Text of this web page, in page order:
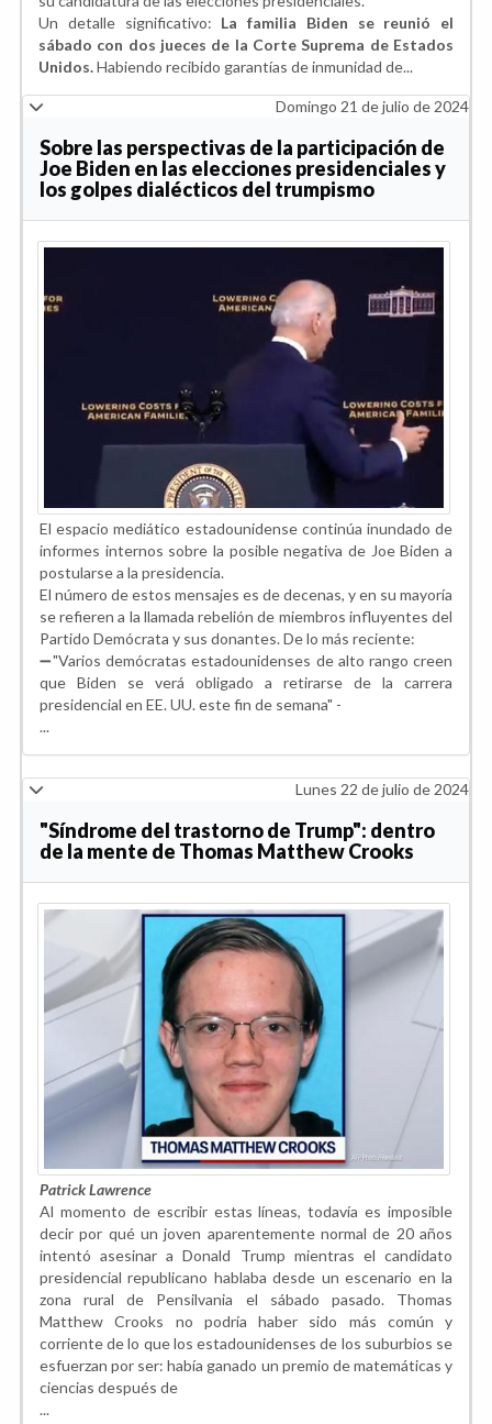
Un detalle significativo: La familia Biden se reunió el
sábado con dos jueces de la Corte Suprema de Estados
Unidos.Habiendo recibido garantías de inmunidad de...
Domingo 21 de julio de 2024
Sobre las perspectivas de la participación de
Joe Biden en las elecciones presidenciales y
los golpes dialécticos del trumpismo
El espacio mediático estadounidense continúa inundado de
informes internos sobre la posible negativa de Joe Biden a
postularse a la presidencia.
El número de estos mensajes es de decenas, y en su mayoría
se refieren a la llamada rebelión de miembros influyentes del
Partido Demócrata y sus donantes. De lo más reciente:
➖"Varios demócratas estadounidenses de alto rango creen
que Biden se verá obligado a retirarse de la carrera
presidencial en EE. UU. este fin de semana" -
...
Lunes 22 de julio de 2024
"Síndrome del trastorno de Trump": dentro
de la mente de Thomas Matthew Crooks
Patrick Lawrence
Al momento de escribir estas líneas, todavía es imposible
decir por qué un joven aparentemente normal de 20 años
intentó asesinar a Donald Trump mientras el candidato
presidencial republicano hablaba desde un escenario en la
zona rural de Pensilvania el sábado pasado. Thomas
Matthew Crooks no podría haber sido más común y
corriente de lo que los estadounidenses de los suburbios se
esfuerzan por ser: había ganado un premio de matemáticas y
ciencias después de
...